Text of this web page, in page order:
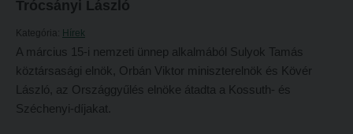
Minőségbiztosítás
Szabályzatok
Hitélet
Hittanoktató- és Kántorképző Intézet
Pedagógusképző Intézet
Trócsányi László
Kategória: Hírek
A március 15-i nemzeti ünnep alkalmából Sulyok Tamás
köztársasági elnök, Orbán Viktor miniszterelnök és Kövér
László, az Országgyűlés elnöke átadta a Kossuth- és
Széchenyi-díjakat.